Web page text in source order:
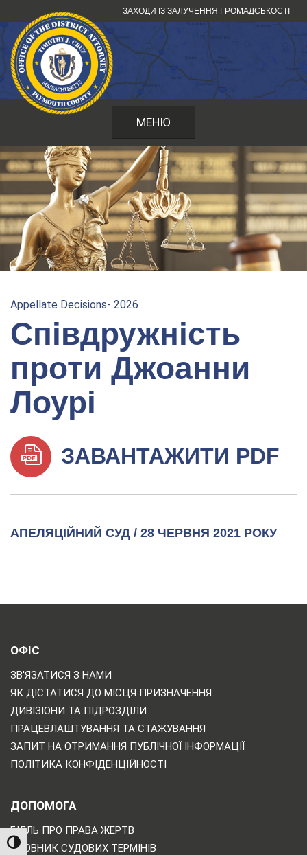
TOGGLE HIGH CONTRAST
до
змісту
ЗАХОДИ ІЗ ЗАЛУЧЕННЯ ГРОМАДСЬКОСТІ
МЕНЮ
Appellate Decisions- 2026
Співдружність
проти Джоанни
Лоурі
ЗАВАНТАЖИТИ PDF
АПЕЛЯЦІЙНИЙ СУД / 28 ЧЕРВНЯ 2021 РОКУ
ОФІС
ЗВ'ЯЗАТИСЯ З НАМИ
ЯК ДІСТАТИСЯ ДО МІСЦЯ ПРИЗНАЧЕННЯ
ДИВІЗІОНИ ТА ПІДРОЗДІЛИ
ПРАЦЕВЛАШТУВАННЯ ТА СТАЖУВАННЯ
ЗАПИТ НА ОТРИМАННЯ ПУБЛІЧНОЇ ІНФОРМАЦІЇ
ПОЛІТИКА КОНФІДЕНЦІЙНОСТІ
ДОПОМОГА
БІЛЛЬ ПРО ПРАВА ЖЕРТВ
СЛОВНИК СУДОВИХ ТЕРМІНІВ